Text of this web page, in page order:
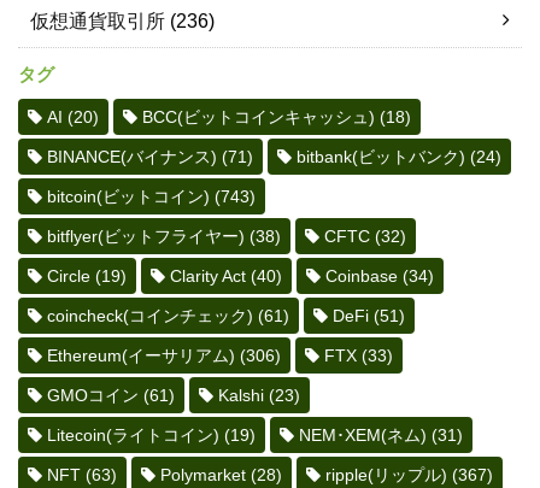
仮想通貨取引所 (236)
タグ
AI (20) BCC(ビットコインキャッシュ) (18)
BINANCE(バイナンス) (71) bitbank(ビットバンク) (24)
bitcoin(ビットコイン) (743)
bitflyer(ビットフライヤー) (38) CFTC (32)
Circle (19) Clarity Act (40) Coinbase (34)
coincheck(コインチェック) (61) DeFi (51)
Ethereum(イーサリアム) (306) FTX (33)
GMOコイン (61) Kalshi (23)
Litecoin(ライトコイン) (19) NEM･XEM(ネム) (31)
NFT (63) Polymarket (28) ripple(リップル) (367)